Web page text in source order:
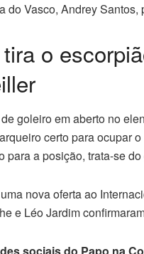
do Vasco, Andrey Santos,
o
goleiro em aberto no
certo para ocupar
para a posição, trata-se
nova oferta ao
e Léo Jardim